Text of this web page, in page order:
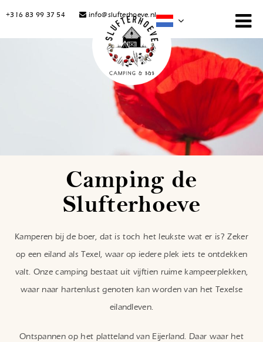
+316 83 99 37 54 info@slufterhoeve.nl
Camping de
Slufterhoeve
Kamperen bij de boer, dat is toch het leukste wat er is? Zeker
op een eiland als Texel, waar op iedere plek iets te ontdekken
valt. Onze camping bestaat uit vijftien ruime kampeerplekken,
waar naar hartenlust genoten kan worden van het Texelse
eilandleven.
Ontspannen op het platteland van Eijerland. Daar waar het